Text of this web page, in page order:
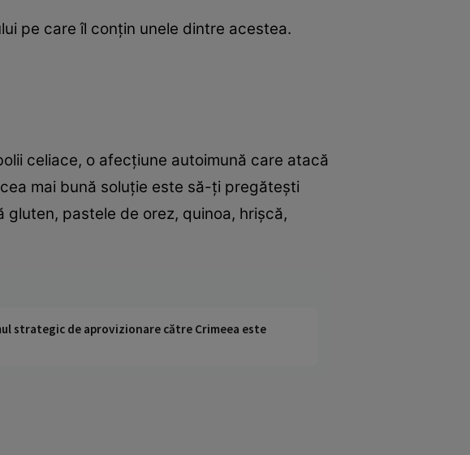
pe care îl conţin unele dintre acestea.
celiace, o afecțiune autoimună care atacă
mai bună soluție este să-ţi pregăteşti
pastele de orez, quinoa, hrișcă,
strategic de aprovizionare către Crimeea este